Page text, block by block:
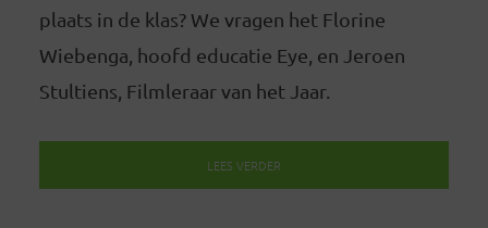
plaats in de klas? We vragen het Florine
Wiebenga, hoofd educatie Eye, en Jeroen
Stultiens, Filmleraar van het Jaar.
LEES VERDER